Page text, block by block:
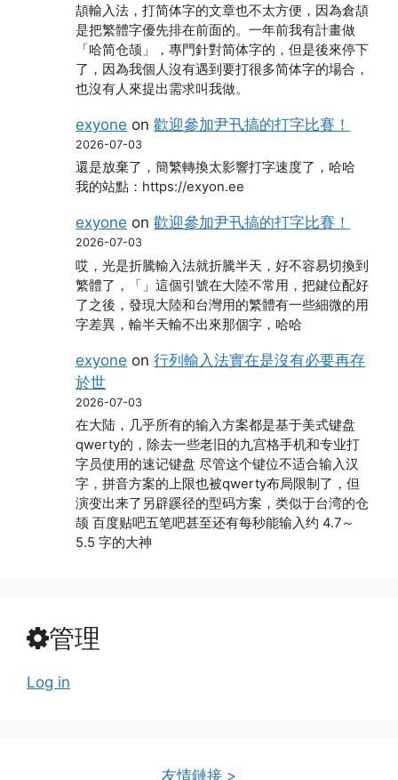
頡輸入法，打简体字的文章也不太方便，因為倉頡
是把繁體字優先排在前面的。一年前我有計畫做
「哈简仓颉」，專門針對简体字的，但是後來停下
了，因為我個人沒有遇到要打很多简体字的場合，
也沒有人來提出需求叫我做。
exyone on歡迎參加尹卂搞的打字比賽！
2026-07-03
還是放棄了，簡繁轉換太影響打字速度了，哈哈
我的站點：https://exyon.ee
exyone on歡迎參加尹卂搞的打字比賽！
2026-07-03
哎，光是折騰輸入法就折騰半天，好不容易切換到
繁體了，「」這個引號在大陸不常用，把鍵位配好
了之後，發現大陸和台灣用的繁體有一些細微的用
字差異，輸半天輸不出來那個字，哈哈
exyone on行列輸入法實在是沒有必要再存
於世
2026-07-03
在大陆，几乎所有的输入方案都是基于美式键盘
qwerty的，除去一些老旧的九宫格手机和专业打
字员使用的速记键盘 尽管这个键位不适合输入汉
字，拼音方案的上限也被qwerty布局限制了，但
演变出来了另辟蹊径的型码方案，类似于台湾的仓
颉 百度贴吧五笔吧甚至还有每秒能输入约 4.7～
5.5 字的大神
管理
Log in
友情鏈接 >